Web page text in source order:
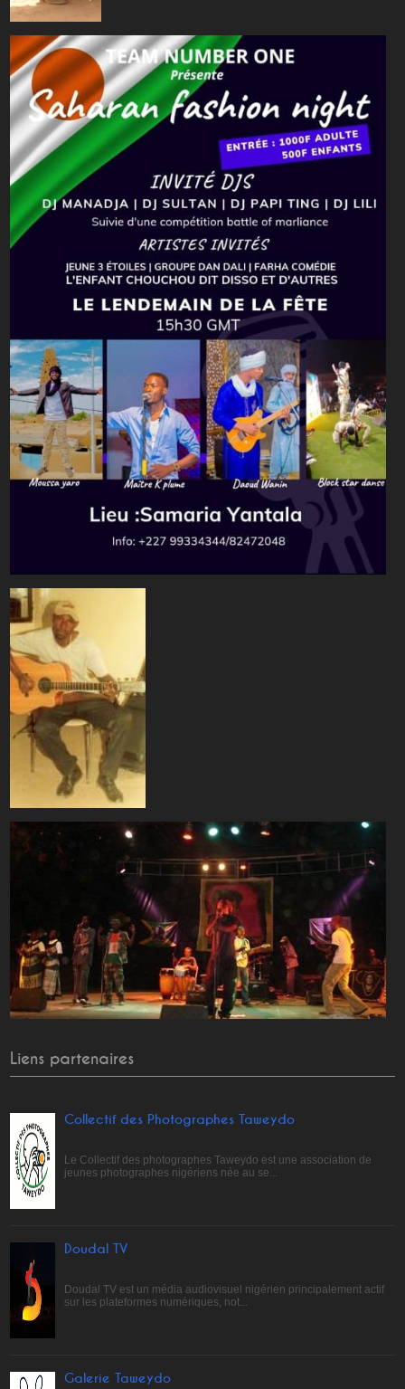
Liens partenaires
Collectif des Photographes Taweydo
Le Collectif des photographes Taweydo est une association de
jeunes photographes nigériens née au se...
Doudal TV
Doudal TV est un média audiovisuel nigérien principalement actif
sur les plateformes numériques, not...
Galerie Taweydo